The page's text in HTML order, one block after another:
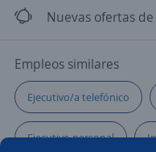
Nuevas ofertas
Empleos similares
Ejecutivo/a telefónico
Ejecutivo personal